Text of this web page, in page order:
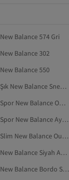
New Balance 574 Gri
New Balance 302
New Balance 550
Şık New Balance Sneaker
Spor New Balance Outdoor
Spor New Balance Ayakkabı
Slim New Balance Outdoor
New Balance Siyah Ayakkabı
New Balance Bordo Sneaker